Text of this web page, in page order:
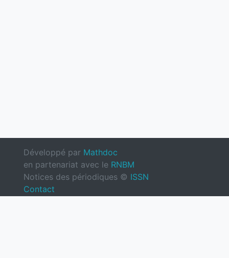
Développé par Mathdoc
en partenariat avec le RNBM
Notices des périodiques © ISSN
Contact